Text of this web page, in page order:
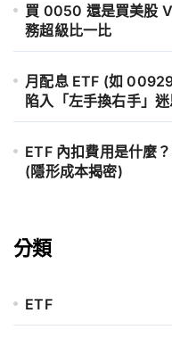
買 0050 還是買美股
務超級比一比
月配息 ETF (如
陷入「左手換右手」
ETF 內扣費用是什麼
(隱形成本揭密)
分類
ETF